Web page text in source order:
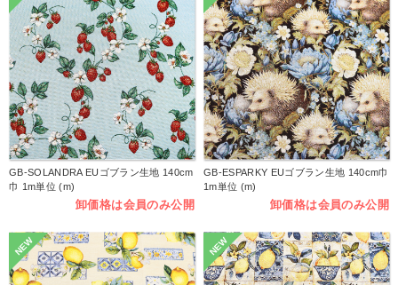
GB-SOLANDRA EUゴブラン生地 140cm
巾 1m単位 (m)
卸価格は会員のみ公開
GB-ESPARKY EUゴブラン生地 140cm巾
1m単位 (m)
卸価格は会員のみ公開
NEW NEW